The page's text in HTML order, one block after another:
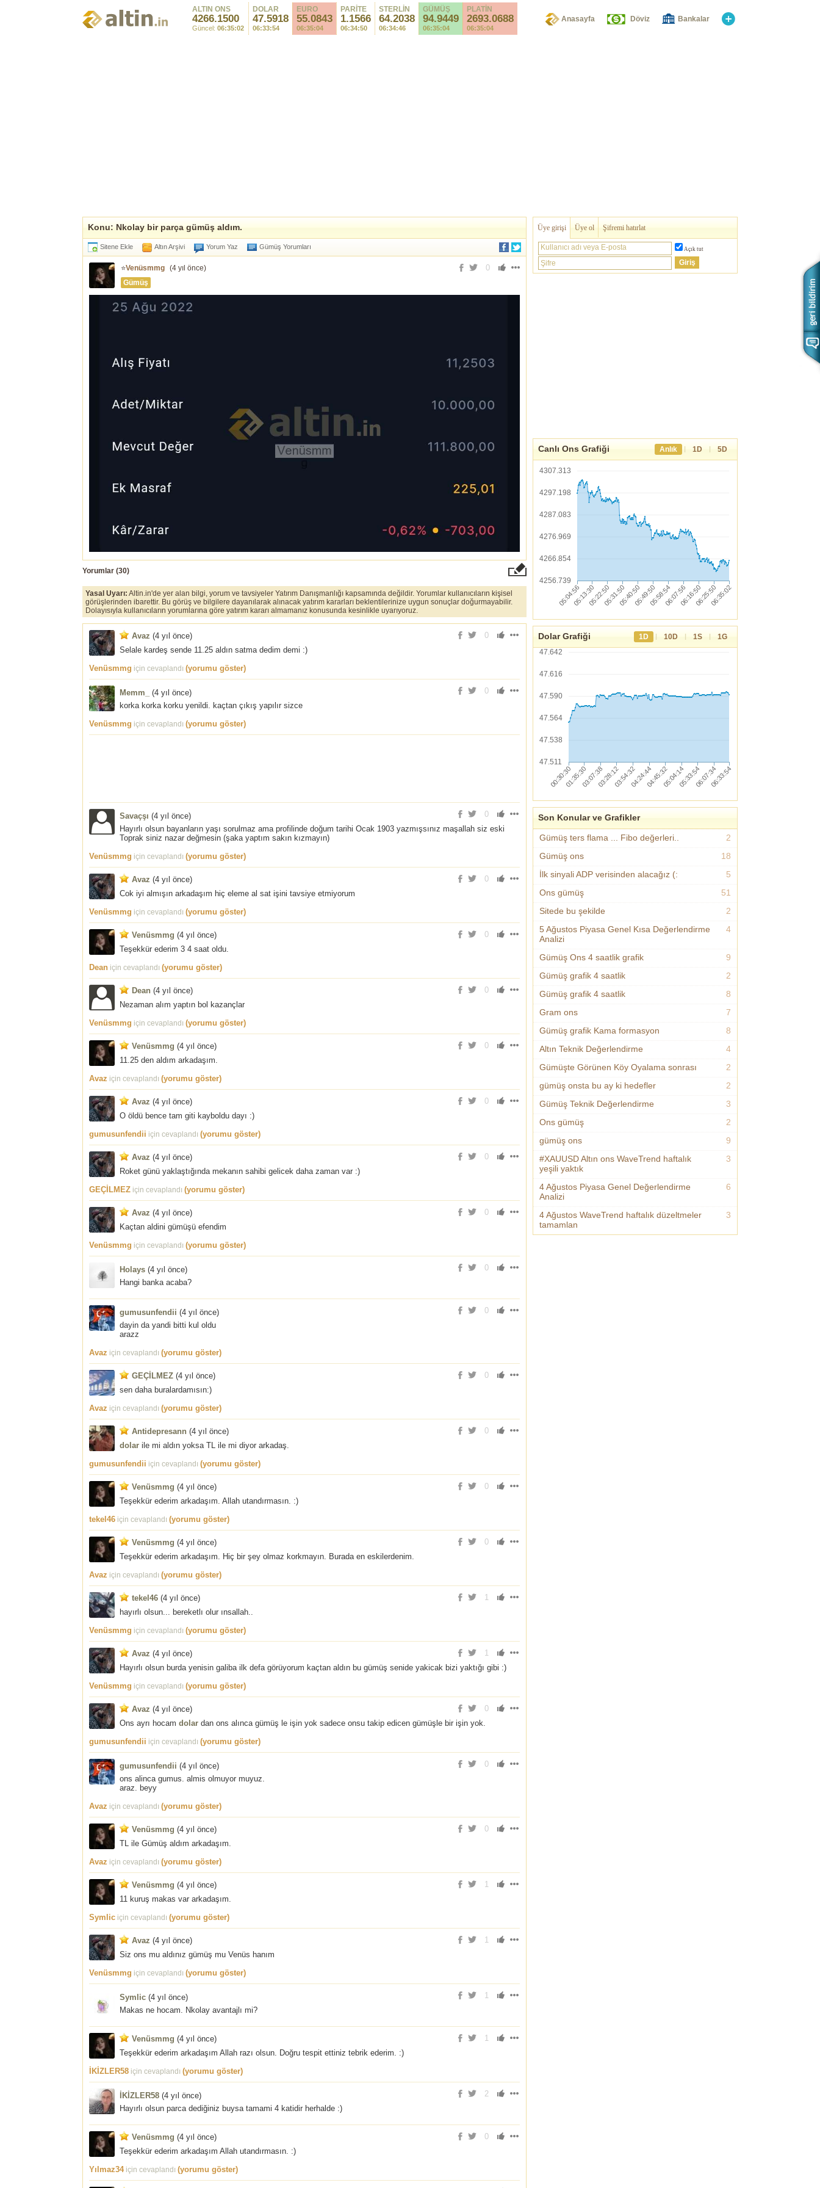
ALTIN ONS
4266.1500
Güncel: 06:35:02
DOLAR
47.5918
06:33:54
EURO
55.0843
06:35:04
PARİTE
1.1566
06:34:50
STERLİN
64.2038
06:34:46
GÜMÜŞ
94.9449
06:35:04
PLATİN
2693.0688
06:35:04
Anasayfa Döviz Bankalar
Konu: Nkolay bir parça gümüş aldım.
Sitene Ekle Altın Arşivi Yorum Yaz Gümüş Yorumları
⭐Venüsmmg (4 yıl önce)
Gümüş
0
Yorumlar (30)
Yasal Uyarı: Altin.in'de yer alan bilgi, yorum ve tavsiyeler Yatırım Danışmanlığı kapsamında değildir. Yorumlar kullanıcıların kişisel
görüşlerinden ibarettir. Bu görüş ve bilgilere dayanılarak alınacak yatırım kararları beklentilerinize uygun sonuçlar doğurmayabilir.
Dolayısıyla kullanıcıların yorumlarına göre yatırım kararı almamanız konusunda kesinlikle uyarıyoruz.
0
Avaz (4 yıl önce)
Selale kardeş sende 11.25 aldın satma dedim demi :)
Venüsmmg için cevaplandı (yorumu göster)
0
Memm_ (4 yıl önce)
korka korka korku yenildi. kaçtan çıkış yapılır sizce
Venüsmmg için cevaplandı (yorumu göster)
0
Savaçşı (4 yıl önce)
Hayırlı olsun bayanların yaşı sorulmaz ama profilinde doğum tarihi Ocak 1903 yazmışsınız maşallah siz eski
Toprak siniz nazar değmesin (şaka yaptım sakın kızmayın)
Venüsmmg için cevaplandı (yorumu göster)
0
Avaz (4 yıl önce)
Cok iyi almışın arkadaşım hiç eleme al sat işini tavsiye etmiyorum
Venüsmmg için cevaplandı (yorumu göster)
0
Venüsmmg (4 yıl önce)
Teşekkür ederim 3 4 saat oldu.
Dean için cevaplandı (yorumu göster)
0
Dean (4 yıl önce)
Nezaman alım yaptın bol kazançlar
Venüsmmg için cevaplandı (yorumu göster)
0
Venüsmmg (4 yıl önce)
11.25 den aldım arkadaşım.
Avaz için cevaplandı (yorumu göster)
0
Avaz (4 yıl önce)
O öldü bence tam giti kayboldu dayı :)
gumusunfendii için cevaplandı (yorumu göster)
0
Avaz (4 yıl önce)
Roket günü yaklaştığında mekanın sahibi gelicek daha zaman var :)
GEÇİLMEZ için cevaplandı (yorumu göster)
0
Avaz (4 yıl önce)
Kaçtan aldini gümüşü efendim
Venüsmmg için cevaplandı (yorumu göster)
0
Holays (4 yıl önce)
Hangi banka acaba?
0
gumusunfendii (4 yıl önce)
dayin da yandi bitti kul oldu
arazz
Avaz için cevaplandı (yorumu göster)
0
GEÇİLMEZ (4 yıl önce)
sen daha buralardamısın:)
Avaz için cevaplandı (yorumu göster)
0
Antidepresann (4 yıl önce)
dolar ile mi aldın yoksa TL ile mi diyor arkadaş.
gumusunfendii için cevaplandı (yorumu göster)
0
Venüsmmg (4 yıl önce)
Teşekkür ederim arkadaşım. Allah utandırmasın. :)
tekel46 için cevaplandı (yorumu göster)
0
Venüsmmg (4 yıl önce)
Teşekkür ederim arkadaşım. Hiç bir şey olmaz korkmayın. Burada en eskilerdenim.
Avaz için cevaplandı (yorumu göster)
1
tekel46 (4 yıl önce)
hayırlı olsun... bereketlı olur ınsallah..
Venüsmmg için cevaplandı (yorumu göster)
1
Avaz (4 yıl önce)
Hayırlı olsun burda yenisin galiba ilk defa görüyorum kaçtan aldın bu gümüş senide yakicak bizi yaktığı gibi :)
Venüsmmg için cevaplandı (yorumu göster)
0
Avaz (4 yıl önce)
Ons ayrı hocam dolar dan ons alınca gümüş le işin yok sadece onsu takip edicen gümüşle bir işin yok.
gumusunfendii için cevaplandı (yorumu göster)
0
gumusunfendii (4 yıl önce)
ons alinca gumus. almis olmuyor muyuz.
araz. beyy
Avaz için cevaplandı (yorumu göster)
0
Venüsmmg (4 yıl önce)
TL ile Gümüş aldım arkadaşım.
Avaz için cevaplandı (yorumu göster)
1
Venüsmmg (4 yıl önce)
11 kuruş makas var arkadaşım.
Symlic için cevaplandı (yorumu göster)
1
Avaz (4 yıl önce)
Siz ons mu aldınız gümüş mu Venüs hanım
Venüsmmg için cevaplandı (yorumu göster)
1
Symlic (4 yıl önce)
Makas ne hocam. Nkolay avantajlı mi?
1
Venüsmmg (4 yıl önce)
Teşekkür ederim arkadaşım Allah razı olsun. Doğru tespit ettiniz tebrik ederim. :)
İKİZLER58 için cevaplandı (yorumu göster)
2
İKİZLER58 (4 yıl önce)
Hayırlı olsun parca dediğiniz buysa tamami 4 katidir herhalde :)
0
Venüsmmg (4 yıl önce)
Teşekkür ederim arkadaşım Allah utandırmasın. :)
Yılmaz34için cevaplandı (yorumu göster)
Üye girişi Üye ol Şifremi hatırlat
Kullanıcı adı veya E-posta Açık tut
Şifre
Canlı Ons Grafiği Anlık | 1D | 5D
4307.313
4297.198
4287.083
4276.969
4266.854
4256.739
Dolar Grafiği 1D | 10D | 1S |
1G
47.642
47.616
47.590
47.564
47.538
47.511
Son Konular ve Grafikler
Gümüş ters flama ... Fibo değerleri..
2
Gümüş ons
18
İlk sinyali ADP verisinden alacağız (:
5
Ons gümüş
51
Sitede bu şekilde
2
5 Ağustos Piyasa Genel Kısa Değerlendirme
Analizi
4
Gümüş Ons 4 saatlik grafik
9
Gümüş grafik 4 saatlik
2
Gümüş grafik 4 saatlik
8
Gram ons
7
Gümüş grafik Kama formasyon
8
Altın Teknik Değerlendirme
4
Gümüşte Görünen Köy Oyalama sonrası
2
gümüş onsta bu ay ki hedefler
2
Gümüş Teknik Değerlendirme
3
Ons gümüş
2
gümüş ons
9
#XAUUSD Altın ons WaveTrend haftalık
yeşili yaktık
3
4 Ağustos Piyasa Genel Değerlendirme
Analizi
6
4 Ağustos WaveTrend haftalık düzeltmeler
tamamlan
3